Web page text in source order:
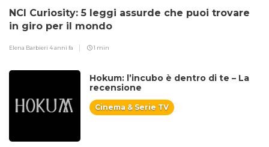
NCI Curiosity: 5 leggi assurde che puoi trovare
in giro per il mondo
Elena Barbieri 4 anni fa 1 min
Hokum: l’incubo è dentro di te – La
recensione
Cinema & Serie TV